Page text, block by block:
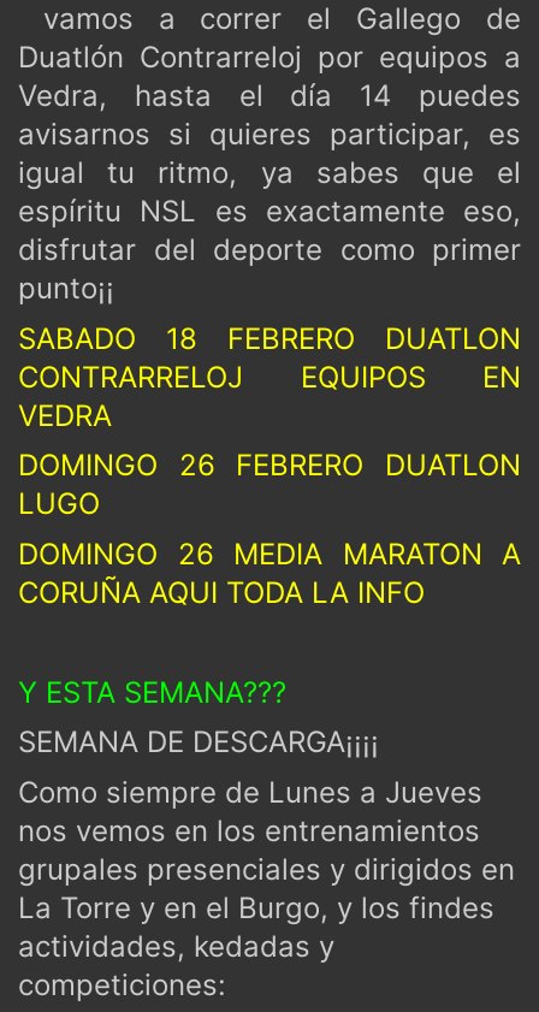
vamos a correr el Gallego de
Duatlón Contrarreloj por equipos a
Vedra, hasta el día 14 puedes
avisarnos si quieres participar, es
igual tu ritmo, ya sabes que el
espíritu NSL es exactamente eso,
disfrutar del deporte como primer
punto¡¡
SABADO 18 FEBRERO DUATLON
CONTRARRELOJ EQUIPOS EN
VEDRA
DOMINGO 26 FEBRERO DUATLON
LUGO
DOMINGO 26 MEDIA MARATON A
CORUÑA AQUI TODA LA INFO
Y ESTA SEMANA???
SEMANA DE DESCARGA¡¡¡¡
Como siempre de Lunes a Jueves
nos vemos en los entrenamientos
grupales presenciales y dirigidos en
La Torre y en el Burgo, y los findes
actividades, kedadas y
competiciones: